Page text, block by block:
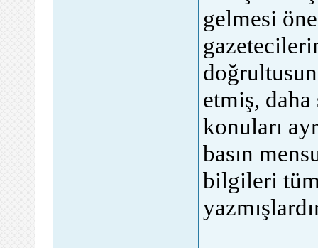
gelmesi
etmiş, daha
konuları
basın
bilgileri tüm